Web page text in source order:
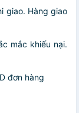
giao. Hàng giao
mắc khiếu nại.
đơn hàng